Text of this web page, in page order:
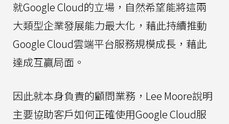
就Google Cloud的立場，自然希望能將這兩
大類型企業發展能力最大化，藉此持續推動
Google Cloud雲端平台服務規模成長，藉此
達成互贏局面。
因此就本身負責的顧問業務，Lee Moore說明
主要協助客戶如何正確使用Google Cloud服